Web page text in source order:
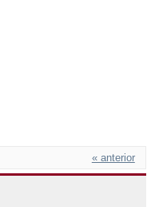
« anterior